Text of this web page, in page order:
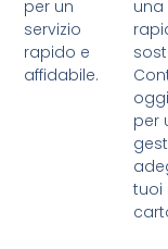
per un
servizio
rapido e
affidabile.
una
per
tuoi